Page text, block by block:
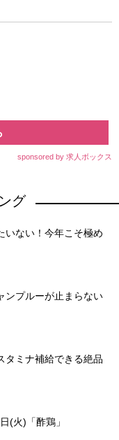
sponsored by 求人ボックス
グ
いない！今年こそ極め
ンプルーが止まらない
タミナ補給できる絶品
(火)「酢鶏」